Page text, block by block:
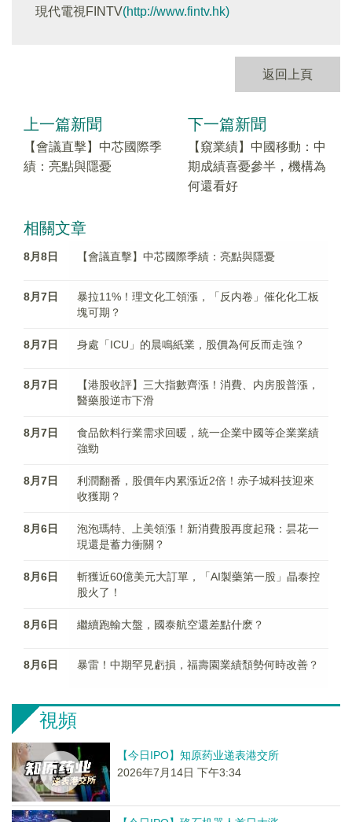
現代電視FINTV(http://www.fintv.hk)
返回上頁
上一篇新聞
【會議直擊】中芯國際季
績：亮點與隱憂
下一篇新聞
【窺業績】中國移動：中
期成績喜憂參半，機構為
何還看好
相關文章
8月8日 【會議直擊】中芯國際季績：亮點與隱憂
8月7日
暴拉11%！理文化工領漲，「反内卷」催化化工板
塊可期？
8月7日 身處「ICU」的晨鳴紙業，股價為何反而走強？
8月7日
【港股收評】三大指數齊漲！消費、内房股普漲，
醫藥股逆市下滑
8月7日
食品飲料行業需求回暖，統一企業中國等企業業績
強勁
8月7日
利潤翻番，股價年内累漲近2倍！赤子城科技迎來
收獲期？
8月6日
泡泡瑪特、上美領漲！新消費股再度起飛：昙花一
現還是蓄力衝關？
8月6日
斬獲近60億美元大訂單，「AI製藥第一股」晶泰控
股火了！
8月6日 繼續跑輸大盤，國泰航空還差點什麽？
8月6日 暴雷！中期罕見虧損，福壽園業績頹勢何時改善？
視頻
【今日IPO】知原药业递表港交所
2026年7月14日 下午3:34